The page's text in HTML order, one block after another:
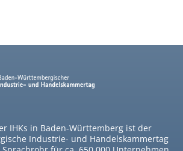
IHKs in Baden-Württemberg ist der
Industrie- und Handelskammertag